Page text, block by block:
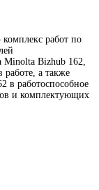
работ по
Minolta Bizhub 162,
работе, а также
в работоспособное
и комплектующих